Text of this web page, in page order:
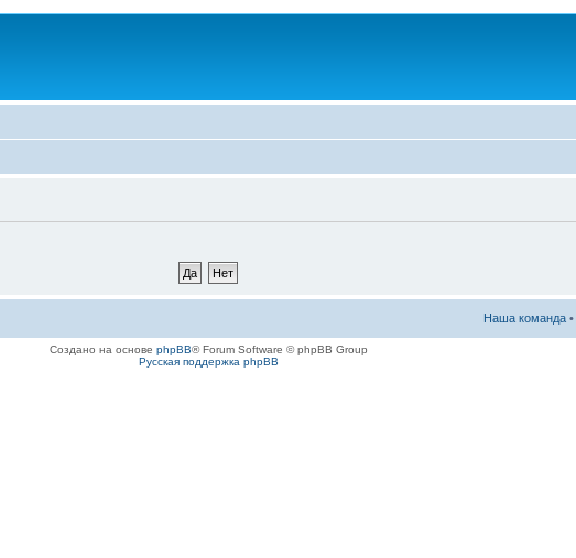
Наша команда •
Создано на основе phpBB® Forum Software © phpBB Group
Русская поддержка phpBB